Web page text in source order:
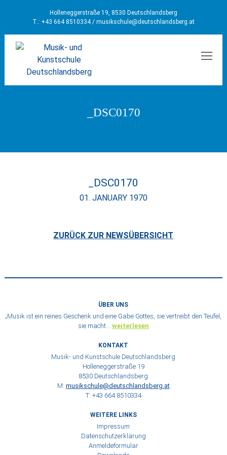
Holleneggerstraße 19, 8530 Deutschlandsberg
T.: +43 664 8510334 / musikschule@deutschlandsberg.at
_DSC0170
_DSC0170
01. JANUARY 1970
ZURÜCK ZUR NEWSÜBERSICHT
ÜBER UNS
„Musik ist ein reines Geschenk und eine Gabe Gottes, sie vertreibt den Teufel,
sie macht… weiterlesen
KONTAKT
Musik- und Kunstschule Deutschlandsberg
Holleneggerstraße 19
8530 Deutschlandsberg
M: musikschule@deutschlandsberg.at
T: +43 664 8510334
WEITERE LINKS
Impressum
Datenschutzerklärung
Anmeldeformular